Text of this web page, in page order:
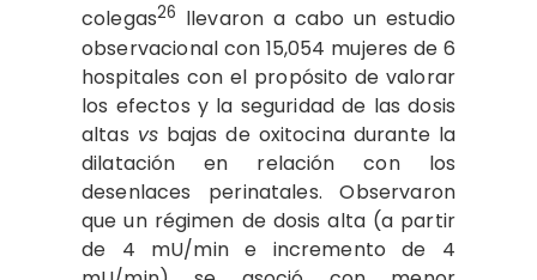
colegas26 llevaron a cabo un estudio
observacional con 15,054 mujeres de 6
hospitales con el propósito de valorar
los efectos y la seguridad de las dosis
altas vsbajas de oxitocina durante la
dilatación en relación con los
desenlaces perinatales. Observaron
que un régimen de dosis alta (a partir
de 4 mU/min e incremento de 4